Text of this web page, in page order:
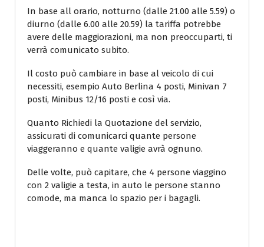
In base all orario, notturno (dalle 21.00 alle 5.59) o
diurno (dalle 6.00 alle 20.59) la tariffa potrebbe
avere delle maggiorazioni, ma non preoccuparti, ti
verrà comunicato subito.
Il costo può cambiare in base al veicolo di cui
necessiti, esempio Auto Berlina 4 posti, Minivan 7
posti, Minibus 12/16 posti e così via.
Quanto Richiedi la Quotazione del servizio,
assicurati di comunicarci quante persone
viaggeranno e quante valigie avrà ognuno.
Delle volte, può capitare, che 4 persone viaggino
con 2 valigie a testa, in auto le persone stanno
comode, ma manca lo spazio per i bagagli.